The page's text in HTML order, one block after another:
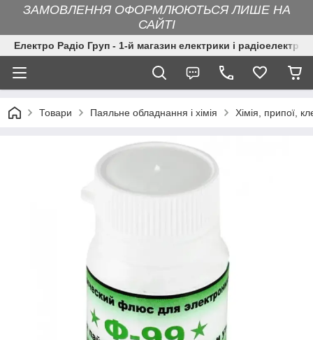
ЗАМОВЛЕННЯ ОФОРМЛЮЮТЬСЯ ЛИШЕ НА
САЙТІ
Електро Радіо Груп - 1-й магазин електрики і
Товари Паяльне обладнання і хімія Хімія, припої,